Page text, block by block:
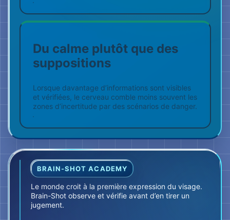
Le monde croit à la première expression du visage.
Brain-Shot observe et vérifie avant d’en tirer un
jugement.
Hermès reçoit des données visibles et du
contexte. Le Face Reading devient
compréhensible.
Découvrir
Pourquoi le masque gagne
Méthode
Commencer le quiz
Découvrir les Short Trainings